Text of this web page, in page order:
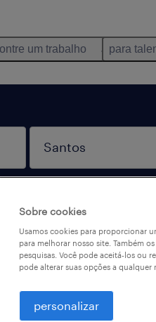
um trabalho para
Santos
Sobre cookies
Usamos cookies para proporcionar
para melhorar nosso site. Também
pesquisas. Você pode aceitá-los ou
pode alterar suas opções a
personalizar